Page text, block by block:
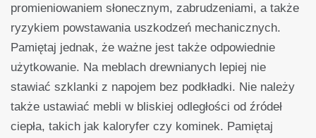
promieniowaniem słonecznym, zabrudzeniami, a także
ryzykiem powstawania uszkodzeń mechanicznych.
Pamiętaj jednak, że ważne jest także odpowiednie
użytkowanie. Na meblach drewnianych lepiej nie
stawiać szklanki z napojem bez podkładki. Nie należy
także ustawiać mebli w bliskiej odległości od źródeł
ciepła, takich jak kaloryfer czy kominek. Pamiętaj